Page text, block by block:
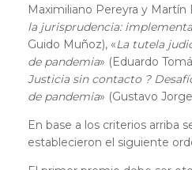
Maximiliano Pereyra y Martín
la jurisprudencia:
Guido Muñoz), «La tutela
de pandemia» (Eduardo
Justicia sin contacto ?
de pandemia» (Gustavo
En base a los criterios arriba
establecieron el siguiente